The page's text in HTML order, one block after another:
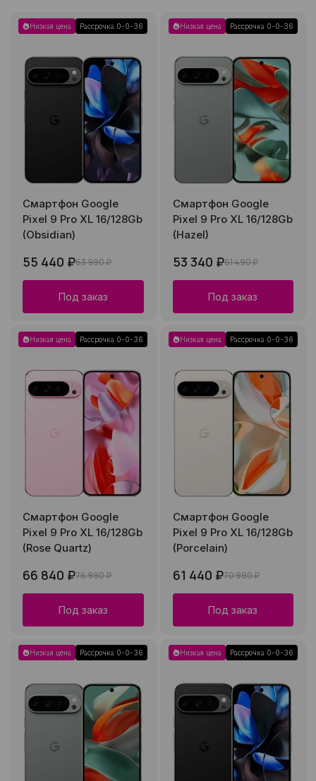
Низкая цена Рассрочка 0-0-36
Смартфон Google
Pixel 9 Pro XL 16/128Gb
(Obsidian)
55 440 ₽63 990 ₽
Под заказ
Низкая цена Рассрочка 0-0-36
Смартфон Google
Pixel 9 Pro XL 16/128Gb
(Hazel)
53 340 ₽61 490 ₽
Под заказ
Низкая цена Рассрочка 0-0-36
Смартфон Google
Pixel 9 Pro XL 16/128Gb
(Rose Quartz)
66 840 ₽76 990 ₽
Под заказ
Низкая цена Рассрочка 0-0-36
Смартфон Google
Pixel 9 Pro XL 16/128Gb
(Porcelain)
61 440 ₽70 990 ₽
Под заказ
Низкая цена Рассрочка 0-0-36 Низкая цена Рассрочка 0-0-36